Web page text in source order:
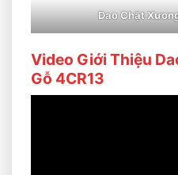
Dao Chặt
Video Giới Thiệu
Gỗ 4CR13